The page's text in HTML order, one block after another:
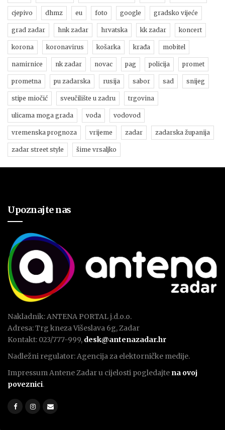
cjepivo dhmz eu foto google gradsko vijeće
grad zadar hnk zadar hrvatska kk zadar koncert
korona koronavirus košarka krađa mobitel
namirnice nk zadar novac pag policija promet
prometna pu zadarska rusija sabor sad snijeg
stipe miočić sveučilište u zadru trgovina
ulicama moga grada voda vodovod
vremenska prognoza vrijeme zadar zadarska županija
zadar street style šime vrsaljko
Upoznajte nas
Nakladnik: ANTENA PORTAL j.d.o.o.
Adresa: Trg kneza Višeslava 6g, Zadar
Kontakt: 023/777-999, desk@antenazadar.hr
Nadležni regulator: Agencija za elektorničke medije.
Impressum Antene Zadar u cijelosti pogledajte na ovoj
poveznici.